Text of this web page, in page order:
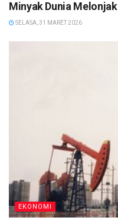
Minyak Dunia Melonjak
SELASA, 31 MARET 2026
EKONOMI